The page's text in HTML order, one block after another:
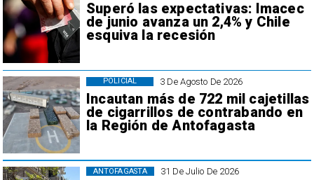
Superó las expectativas: Imacec
de junio avanza un 2,4% y Chile
esquiva la recesión
3 De Agosto De 2026
Incautan más de 722 mil cajetillas
de cigarrillos de contrabando en
la Región de Antofagasta
POLICIAL
31 De Julio De 2026
ANTOFAGASTA